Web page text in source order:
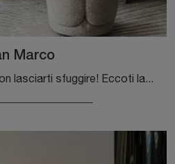
Marco
Un Lighting Design da non lasciarti sfuggire! Eccoti la lampada a soffitto San Marco di Cattelan Italia.